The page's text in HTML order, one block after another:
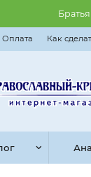
Оплата Как